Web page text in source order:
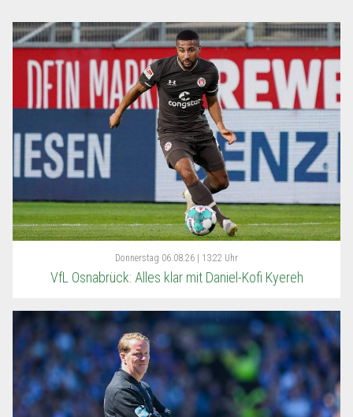
Donnerstag 06.08.26 | 13:22 Uhr
VfL Osnabrück: Alles klar mit Daniel-Kofi Kyereh